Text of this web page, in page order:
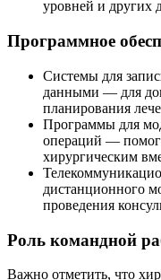
уровней и других
Программное
Системы для
данными — для
планирования
Программы для
операций —
хирургическим
дистанционного
проведения
Роль командной
Важно отметить, что